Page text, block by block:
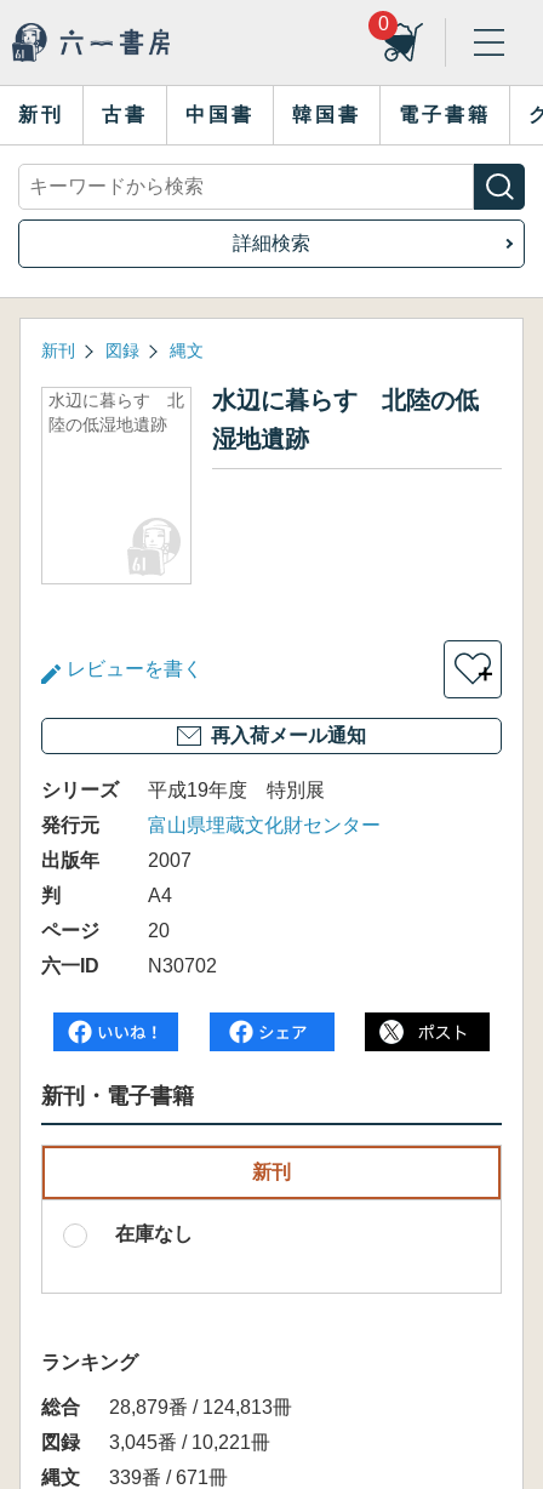
0
新刊 古書 中国書 韓国書 電子書籍
詳細検索
新刊 図録 縄文
水辺に暮らす 北
陸の低湿地遺跡
水辺に暮らす 北陸の低
湿地遺跡
レビューを書く ＋
再入荷メール通知
シリーズ
平成19年度 特別展
発行元
富山県埋蔵文化財センター
出版年
2007
判
A4
ページ
20
六一ID
N30702
新刊・電子書籍
新刊
在庫なし
ランキング
総合
28,879番 / 124,813冊
図録
3,045番 / 10,221冊
縄文
339番 / 671冊